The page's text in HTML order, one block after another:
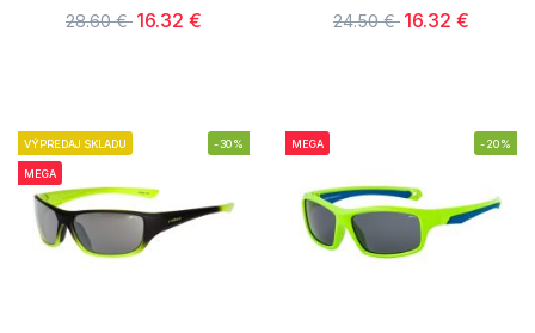
28.60 € 16.32 € 24.50 € 16.32 €
VÝPREDAJ SKLADU
MEGA
-30% MEGA -20%